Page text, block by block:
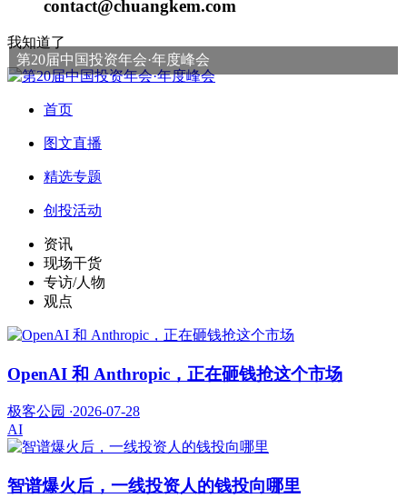
contact@chuangkem.com
我知道了
第20届中国投资年会·年度峰会
首页
图文直播
精选专题
创投活动
资讯
现场干货
专访/人物
观点
OpenAI 和 Anthropic，正在砸钱抢这个市场
极客公园 ·2026-07-28
AI
智谱爆火后，一线投资人的钱投向哪里